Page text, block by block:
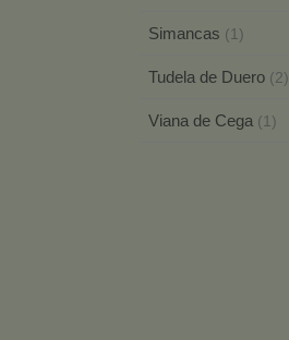
Simancas (1)
Tudela de Duero (2)
Viana de Cega (1)